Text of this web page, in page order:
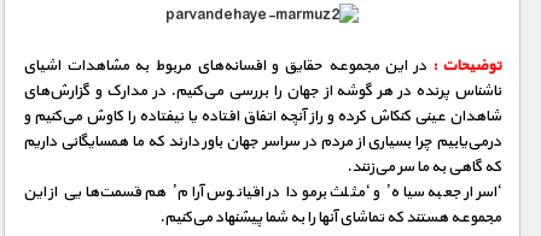
توضیحات :در این مجموعه حقایق و افسانه‌های مربوط به مشاهدات اشیای
ناشناس پرنده در هر گوشه از جهان را بررسی می‌كنیم. در مدارک و گزارش‌های
شاهدان عینی كنكاش كرده و راز آنچه اتفاق‌ افتاده یا نیفتاده را کاوش می‌كنیم و
درمی‌یابیم چرا بسیاری از مردم در سراسر جهان باور دارند که ما همسایگانی داریم
که گاهی به ما سر می‌زنند.
‘اسرار جعبه سیاه’ و ‘مثلث برمودا در اقیانوس آرام’ هم قسمت‌هایی از این
مجموعه هستند که تماشای آنها را به شما پیشنهاد می‌کنیم.